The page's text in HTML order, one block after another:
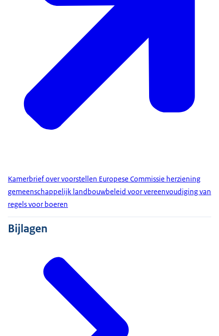
Kamerbrief over voorstellen Europese Commissie herziening
gemeenschappelijk landbouwbeleid voor vereenvoudiging van
regels voor boeren
Bijlagen